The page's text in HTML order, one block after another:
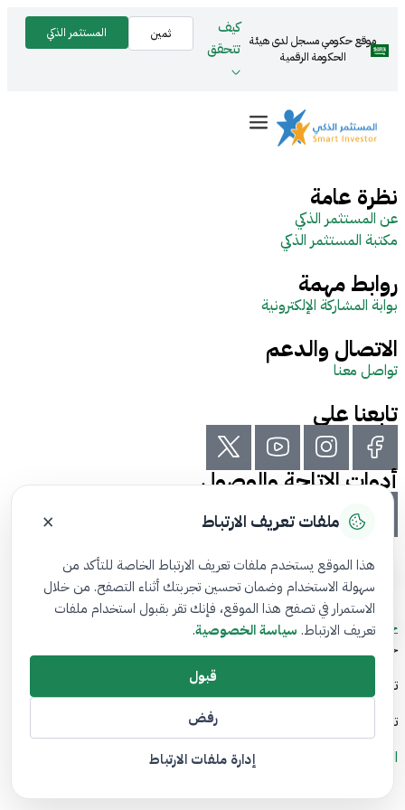
ثمين المستثمر الذكي
موقع حكومي مسجل لدى هيئة
الحكومة الرقمية
كيف
تتحقق
نظرة عامة
عن المستثمر الذكي
مكتبة المستثمر الذكي
روابط مهمة
بوابة المشاركة الإلكترونية
الاتصال والدعم
تواصل معنا
تابعنا على
أدوات الاتاحة والوصول
خريطة الموقع
جميع الحقوق محفوظة لدى المستثمر الذكي© 2026
تم تطويره بواسطة هيئة السوق المالية
تاريخ آخر تعديل: 04/1/2026
الشروط والأحكام
ملفات تعريف الارتباط ×
هذا الموقع يستخدم ملفات تعريف الارتباط الخاصة للتأكد من
سهولة الاستخدام وضمان تحسين تجربتك أثناء التصفح. من خلال
الاستمرار في تصفح هذا الموقع، فإنك تقر بقبول استخدام ملفات
تعريف الارتباط. سياسة الخصوصية.
قبول
رفض
إدارة ملفات الارتباط